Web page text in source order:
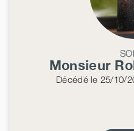
Monsieur
Décédéle 25/10/